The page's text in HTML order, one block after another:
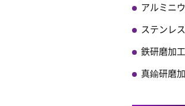
アルミニ
ステンレ
鉄研磨加工
真鍮研磨